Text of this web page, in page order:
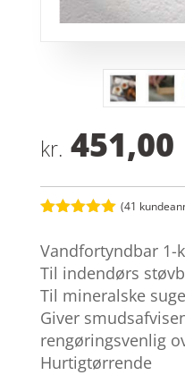
kr. 451,00
af 5
baseret på
kundebedøm
melser
(41
Vandfortyndbar
Til indendørs
Til mineralske
Giver
rengøringsvenlig
Hurtigtørrende